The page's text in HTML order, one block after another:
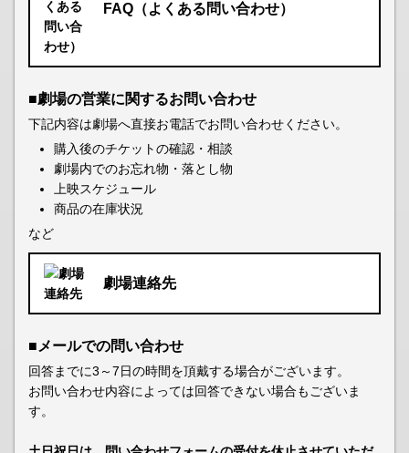
FAQ（よくある問い合わせ）
■劇場の営業に関するお問い合わせ
下記内容は劇場へ直接お電話でお問い合わせください。
購入後のチケットの確認・相談
劇場内でのお忘れ物・落とし物
上映スケジュール
商品の在庫状況
など
劇場連絡先
■メールでの問い合わせ
回答までに3～7日の時間を頂戴する場合がございます。
お問い合わせ内容によっては回答できない場合もございま
す。